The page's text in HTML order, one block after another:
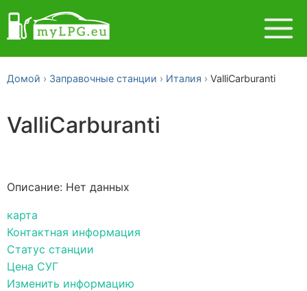
Домой Заправочные станции Италия ValliCarburanti
ValliCarburanti
Описание: Нет данных
карта
Контактная информация
Статус станции
Цена СУГ
Изменить информацию